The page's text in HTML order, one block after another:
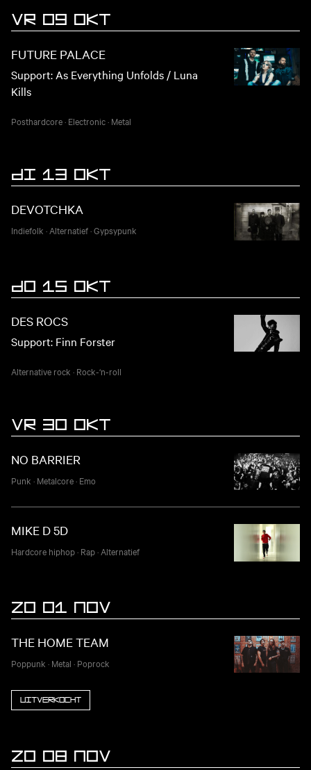
VR 09 OKT
FUTURE PALACE
Support: As Everything Unfolds / Luna
Kills
Posthardcore· Electronic· Metal
DI 13 OKT
DEVOTCHKA
Indiefolk · Alternatief·Gypsypunk
DO 15 OKT
DES ROCS
Support: Finn Forster
Alternative rock · Rock-‘n-roll
VR 30 OKT
NO BARRIER
Punk · Metalcore· Emo
MIKE D 5D
Hardcore hiphop· Rap· Alternatief
ZO 01 NOV
THE HOME TEAM
Poppunk · Metal · Poprock
Uitverkocht
ZO 08 NOV